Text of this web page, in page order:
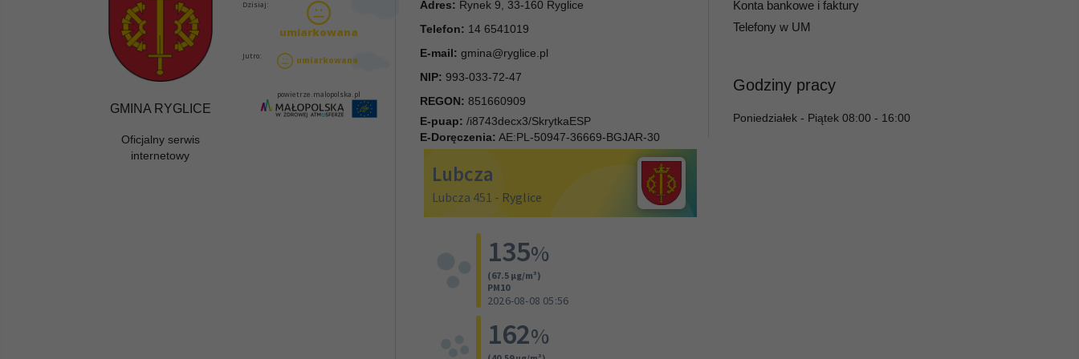
GMINA RYGLICE
Oficjalny serwis
internetowy
Adres: Rynek 9, 33-160 Ryglice
Telefon: 14 6541019
E-mail: gmina@ryglice.pl
NIP: 993-033-72-47
REGON: 851660909
E-puap: /i8743decx3/SkrytkaESP
E-Doręczenia: AE:PL-50947-36669-BGJAR-30
Konta bankowe i faktury
Telefony w UM
Godziny pracy
Poniedziałek - Piątek 08:00 - 16:00